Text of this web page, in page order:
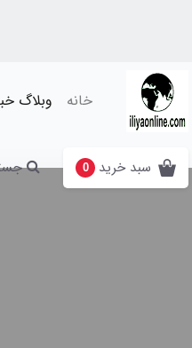
خانه وبلاگ
سبد خرید 0